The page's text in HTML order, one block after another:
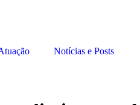
Notícias e Posts